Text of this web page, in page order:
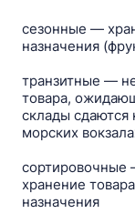
сезонные —
назначения
транзитные —
товара,
склады
морских
сортировочные
хранение
назначения